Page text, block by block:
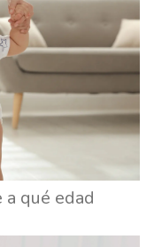
qué edad